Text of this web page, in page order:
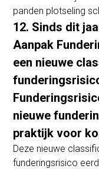
panden plotseling
12. Sinds dit
Aanpak
een nieuwe
nieuwe
praktijk voor
Deze nieuwe
funderingsrisico